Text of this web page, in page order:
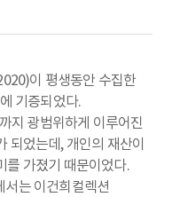
이 평생동안 수집한
기증되었다.
지 광범위하게 이루어진
되었는데, 개인의 재산이
를 가졌기 때문이었다.
는 이건희컬렉션